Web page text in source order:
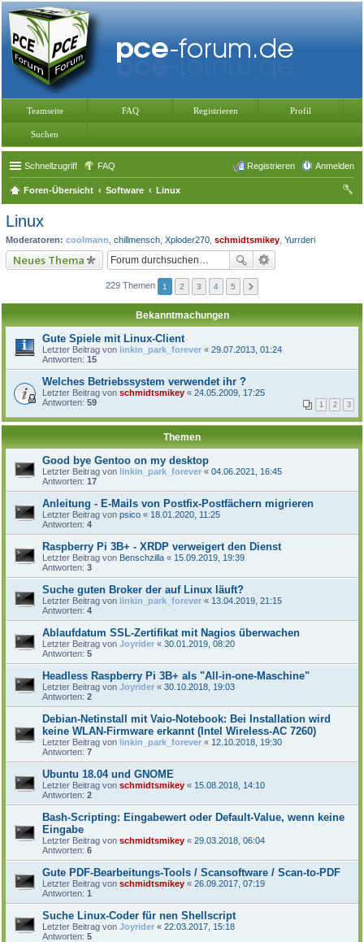
Teamseite FAQ Registrieren Profil
Suchen
Schnellzugriff FAQ Anmelden
Registrieren
Foren-Übersicht Software
Linux
Linux
Moderatoren: coolmann chillmensch Xploder270 schmidtsmikey Yurrderi
Neues Thema
229 Themen 1 2 3 4 5
Bekanntmachungen
Gute Spiele mit Linux-Client
Letzter Beitrag von linkin_park_forever « 29.07.2013, 01:24
Antworten: 15
Welches Betriebssystem verwendet ihr ?
Letzter Beitrag von schmidtsmikey « 24.05.2009, 17:25
Antworten: 59 1 2 3
Themen
Good bye Gentoo on my desktop
Letzter Beitrag von linkin_park_forever « 04.06.2021, 16:45
Antworten: 17
Anleitung - E-Mails von Postfix-Postfächern migrieren
Letzter Beitrag von psico « 18.01.2020, 11:25
Antworten: 4
Raspberry Pi 3B+ - XRDP verweigert den Dienst
Letzter Beitrag von Benschzilla « 15.09.2019, 19:39
Antworten: 3
Suche guten Broker der auf Linux läuft?
Letzter Beitrag von linkin_park_forever « 13.04.2019, 21:15
Antworten: 4
Ablaufdatum SSL-Zertifikat mit Nagios überwachen
Letzter Beitrag von Joyrider « 30.01.2019, 08:20
Antworten: 5
Headless Raspberry Pi 3B+ als "All-in-one-Maschine"
Letzter Beitrag von Joyrider « 30.10.2018, 19:03
Antworten: 2
Debian-Netinstall mit Vaio-Notebook: Bei Installation wird
keine WLAN-Firmware erkannt (Intel Wireless-AC 7260)
Letzter Beitrag von linkin_park_forever « 12.10.2018, 19:30
Antworten: 7
Ubuntu 18.04 und GNOME
Letzter Beitrag von schmidtsmikey « 15.08.2018, 14:10
Antworten: 2
Bash-Scripting: Eingabewert oder Default-Value, wenn keine
Eingabe
Letzter Beitrag von schmidtsmikey « 29.03.2018, 06:04
Antworten: 6
Gute PDF-Bearbeitungs-Tools / Scansoftware / Scan-to-PDF
Letzter Beitrag von schmidtsmikey « 26.09.2017, 07:19
Antworten: 1
Suche Linux-Coder für nen Shellscript
Letzter Beitrag von Joyrider « 22.03.2017, 15:18
Antworten: 5